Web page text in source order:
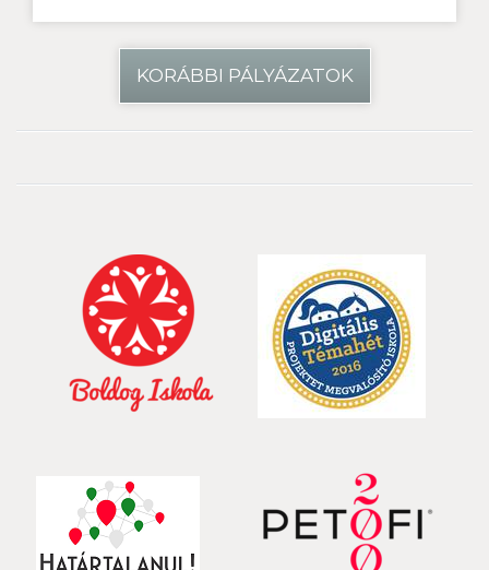
KORÁBBI PÁLYÁZATOK